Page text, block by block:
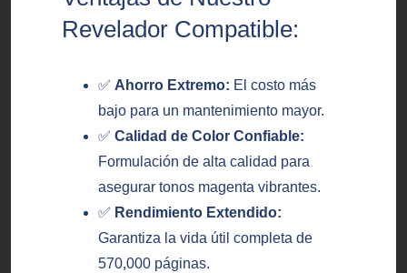
Revelador Compatible:
✅Ahorro Extremo: El costo más
bajo para un mantenimiento mayor.
✅Calidad de Color Confiable:
Formulación de alta calidad para
asegurar tonos magenta vibrantes.
✅ Rendimiento Extendido:
Garantiza la vida útil completa de
570,000 páginas.